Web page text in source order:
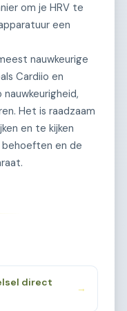
om je HRV te
een
nauwkeurige
Cardiio en
Het is raadzaam
en te kijken
en de
direct
→